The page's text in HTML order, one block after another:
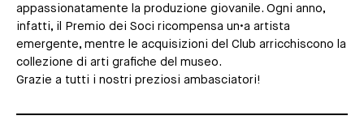
appassionatamente la produzione giovanile. Ogni anno,
infatti, il Premio dei Soci ricompensa un•a artista
emergente, mentre le acquisizioni del Club arricchiscono la
collezione di arti grafiche del museo.
Grazie a tutti i nostri preziosi ambasciatori!